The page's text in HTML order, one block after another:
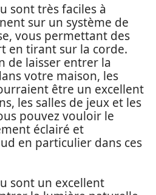
sont très faciles à
sur un système de
vous permettant des
en tirant sur la corde.
de laisser entrer la
votre maison, les
être un excellent
les salles de jeux et les
pouvez vouloir le
éclairé et
en particulier dans ces
sont un excellent